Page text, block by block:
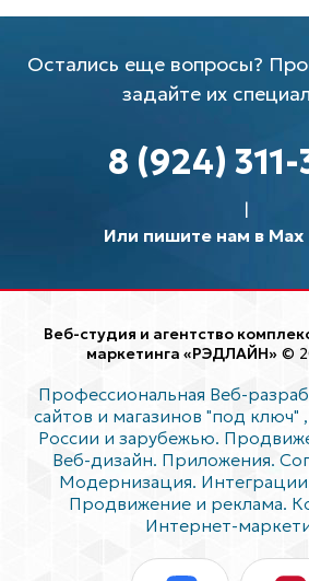
Остались еще вопросы?
задайте их
8 (924)
Или пишите нам в Max
Веб-студия и агентство
маркетинга «РЭДЛАЙН» ©
Профессиональная Веб-
сайтов и магазинов "под ключ"
России и зарубежью.
Веб-дизайн. Приложения.
Модернизация.
Продвижение и реклама.
Интернет-